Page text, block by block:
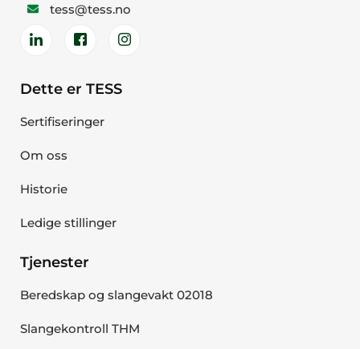
tess@tess.no
Dette er TESS
Sertifiseringer
Om oss
Historie
Ledige stillinger
Tjenester
Beredskap og slangevakt 02018
Slangekontroll THM